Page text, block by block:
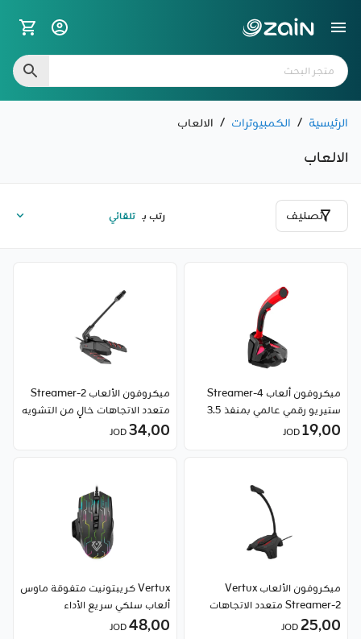
الرئيسية / الكمبيوترات / الالعاب
الالعاب
تصنيف رتب بـ
ميكروفون ألعاب Streamer-4
ستيريو رقمي عالمي بمنفذ 3.5
ملم من Vertux
19٫00
ميكروفون الألعاب Streamer-2
متعدد الاتجاهات خالٍ من التشويه
من فيرتكس
34٫00
ميكروفون الألعاب Vertux
Streamer-2 متعدد الاتجاهات
خالٍ من التشويه
25٫00
Vertux كريبتونيت متفوقة ماوس
ألعاب سلكي سريع الأداء
48٫00